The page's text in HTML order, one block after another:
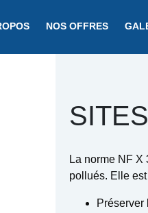
NOS OFFRES
La norme NF
pollués. Elle
Préserver